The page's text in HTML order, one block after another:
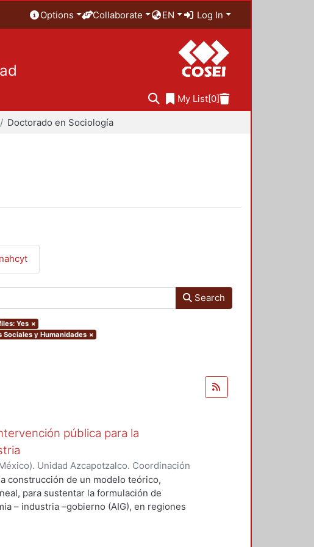
Options Collaborate EN Log In
My List[0]
Doctorado en Sociología
Search
Yes ×
y Humanidades ×
pública para la
Unidad Azcapotzalco. Coordinación
)ALMANZA - MARQUEZ, SILVIA IRENE
construcción de un modelo teórico,
para sustentar la formulación de
– industria –gobierno (AIG), en regiones